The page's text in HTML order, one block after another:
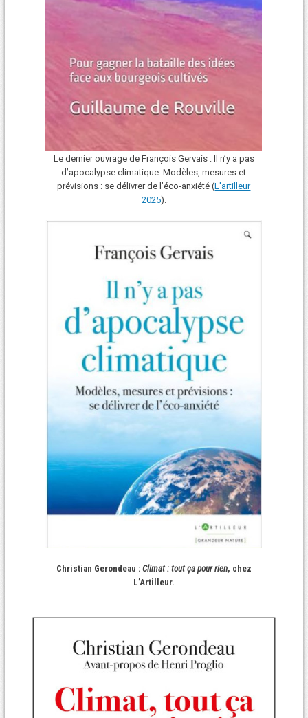
Le dernier ouvrage de François Gervais : Il n’y a pas
d’apocalypse climatique. Modèles, mesures et
prévisions : se délivrer de l’éco-anxiété (L'artilleur
2025).
Christian Gerondeau : Climat : tout ça pour rien, chez
L’Artilleur.